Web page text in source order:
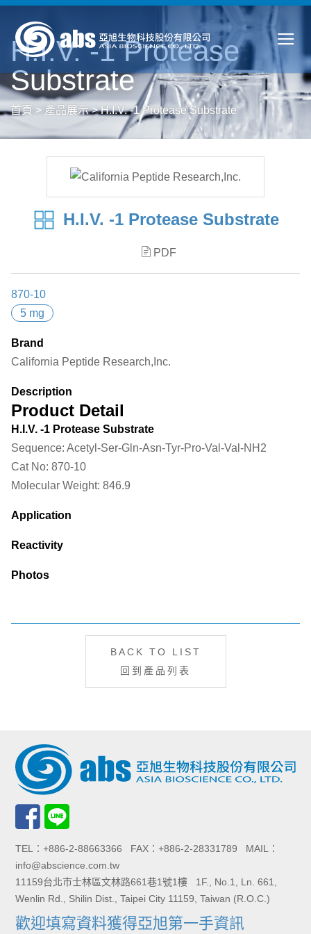
H.I.V. -1 Protease
Substrate
首頁 > 產品展示>H.I.V. -1 Protease Substrate
H.I.V. -1 Protease Substrate
PDF
870-10
5 mg
Brand
California Peptide Research,Inc.
Description
Product Detail
H.I.V. -1 Protease Substrate
Sequence: Acetyl-Ser-Gln-Asn-Tyr-Pro-Val-Val-NH2
Cat No: 870-10
Molecular Weight: 846.9
Application
Reactivity
Photos
BACK TO LIST
回到產品列表
TEL：+886-2-88663366 FAX：+886-2-28331789 MAIL：
info@abscience.com.tw
11159台北市士林區文林路661巷1號1樓 1F., No.1, Ln. 661,
Wenlin Rd., Shilin Dist., Taipei City 11159, Taiwan (R.O.C.)
歡迎填寫資料獲得亞旭第一手資訊